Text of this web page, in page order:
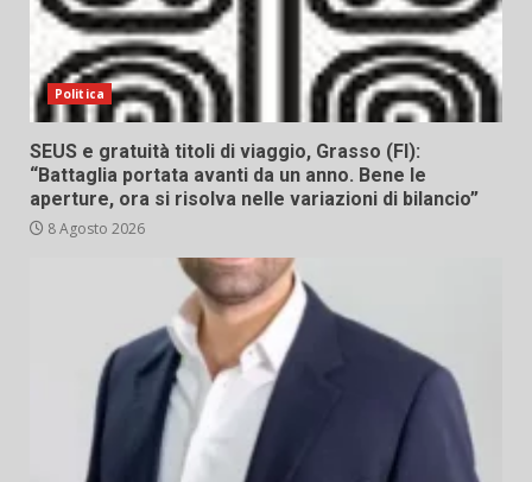
Politica
SEUS e gratuità titoli di viaggio, Grasso (FI):
“Battaglia portata avanti da un anno. Bene le
aperture, ora si risolva nelle variazioni di bilancio”
8 Agosto 2026